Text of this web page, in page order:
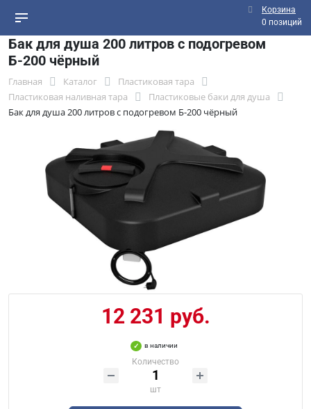
Корзина
0 позиций
Бак для душа 200 литров с подогревом
Б-200 чёрный
Главная Каталог
Пластиковая тара
Пластиковая наливная тара
Пластиковые баки для душа
Бак для душа 200 литров с подогревом Б-200 чёрный
12 231 руб.
в наличии
Количество
шт